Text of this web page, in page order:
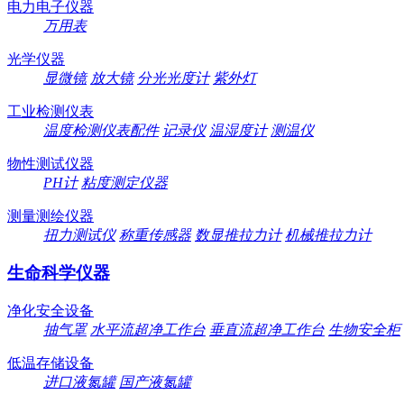
电力电子仪器
万用表
光学仪器
显微镜 放大镜 分光光度计 紫外灯
工业检测仪表
温度检测仪表配件 记录仪 温湿度计 测温仪
物性测试仪器
PH计 粘度测定仪器
测量测绘仪器
扭力测试仪 称重传感器 数显推拉力计 机械推拉力计
生命科学仪器
净化安全设备
抽气罩 水平流超净工作台 垂直流超净工作台 生物安全柜
低温存储设备
进口液氮罐 国产液氮罐